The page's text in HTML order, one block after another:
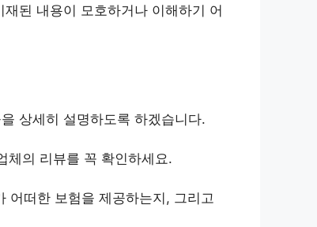
된 내용이 모호하거나 이해하기 어
상세히 설명하도록 하겠습니다.
체의 리뷰를 꼭 확인하세요.
어떠한 보험을 제공하는지, 그리고